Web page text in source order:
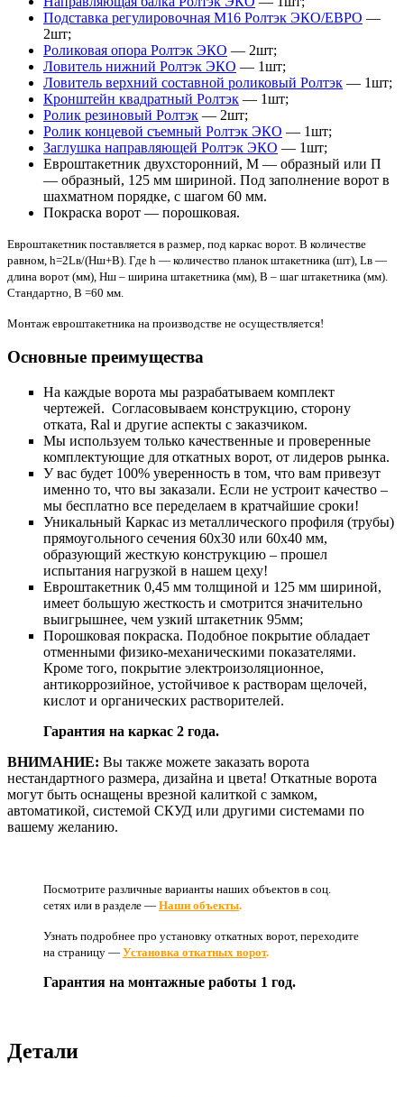
Подставка регулировочная М16 Ролтэк ЭКО/ЕВРО —
2шт;
Роликовая опора Ролтэк ЭКО — 2шт;
Ловитель нижний Ролтэк ЭКО — 1шт;
Ловитель верхний составной роликовый Ролтэк — 1шт;
Кронштейн квадратный Ролтэк — 1шт;
Ролик резиновый Ролтэк — 2шт;
Ролик концевой съемный Ролтэк ЭКО — 1шт;
Заглушка направляющей Ролтэк ЭКО — 1шт;
Евроштакетник двухсторонний, М — образный или П
— образный, 125 мм шириной. Под заполнение ворот в
шахматном порядке, с шагом 60 мм.
Покраска ворот — порошковая.
Евроштакетник поставляется в размер, под каркас ворот. В количестве
равном, h=2Lв/(Hш+В). Где h — количество планок штакетника (шт), Lв —
длина ворот (мм), Hш – ширина штакетника (мм), В – шаг штакетника (мм).
Стандартно, B =60 мм.
Монтаж евроштакетника на производстве не осуществляется!
Основные преимущества
На каждые ворота мы разрабатываем комплект
чертежей. Согласовываем конструкцию, сторону
отката, Ral и другие аспекты с заказчиком.
Мы используем только качественные и проверенные
комплектующие для откатных ворот, от лидеров рынка.
У вас будет 100% уверенность в том, что вам привезут
именно то, что вы заказали. Если не устроит качество –
мы бесплатно все переделаем в кратчайшие сроки!
Уникальный Каркас из металлического профиля (трубы)
прямоугольного сечения 60х30 или 60х40 мм,
образующий жесткую конструкцию – прошел
испытания нагрузкой в нашем цеху!
Евроштакетник 0,45 мм толщиной и 125 мм шириной,
имеет большую жесткость и смотрится значительно
выигрышнее, чем узкий штакетник 95мм;
Порошковая покраска. Подобное покрытие обладает
отменными физико-механическими показателями.
Кроме того, покрытие электроизоляционное,
антикоррозийное, устойчивое к растворам щелочей,
кислот и органических растворителей.
Гарантия на каркас 2 года.
ВНИМАНИЕ: Вы также можете заказать ворота
нестандартного размера, дизайна и цвета! Откатные ворота
могут быть оснащены врезной калиткой с замком,
автоматикой, системой СКУД или другими системами по
вашему желанию.
Посмотрите различные варианты наших объектов в соц.
сетях или в разделе — Наши объекты.
Узнать подробнее про установку откатных ворот, переходите
на страницу — Установка откатных ворот.
Гарантия на монтажные работы 1 год.
Детали